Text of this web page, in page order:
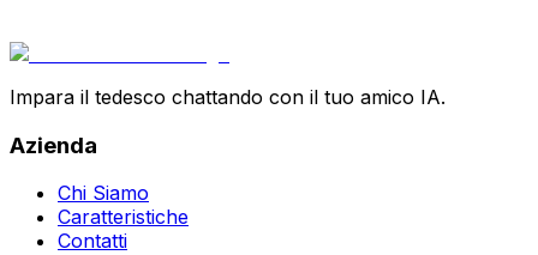
Impara il tedesco chattando con il tuo amico IA.
Azienda
Chi Siamo
Caratteristiche
Contatti